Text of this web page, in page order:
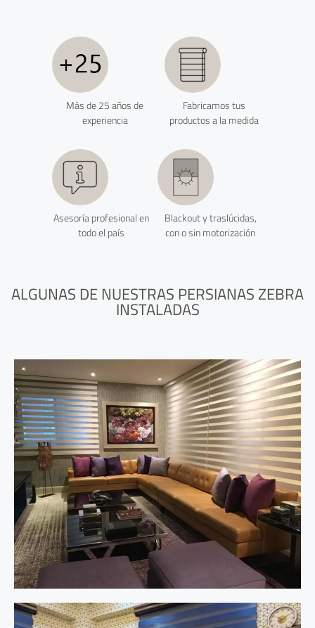
Más de 25 años de
experiencia
Fabricamos tus
productos a la medida
Asesoría profesional en
todo el país
Blackout y traslúcidas,
con o sin motorización
ALGUNAS DE NUESTRAS PERSIANAS ZEBRA
INSTALADAS